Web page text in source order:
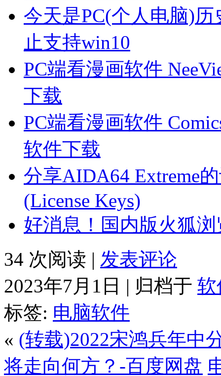
今天是PC(个人电脑)
止支持win10
PC端看漫画软件
下载
PC端看漫画软件
软件下载
分享AIDA64 Extreme
(License Keys)
好消息！国内版火狐
34 次阅读 | 发表评论
2023年7月1日 | 归档于 软
标签: 电脑软件
« (转载)2022宋鸿兵年中
将走向何方？-百度网盘